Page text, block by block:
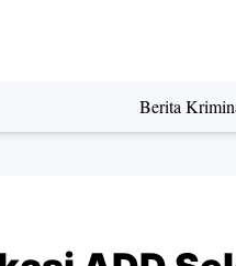
Berita